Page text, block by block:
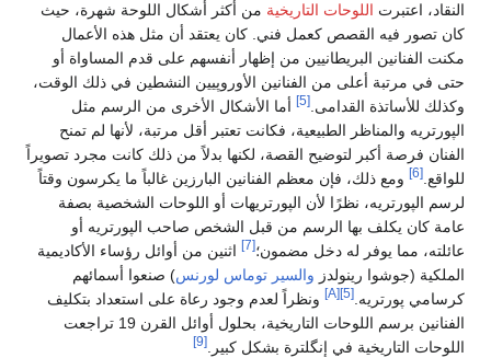
النقاد، اعتبرت اللوحات التاريخية من أكثر أشكال اللوحة شهرة، حيث
كان تصور فيه القصص كعمل فني. كان يعتقد أن مثل هذه الأعمال
مكنت الفنانين البريطانيين من إظهار أنفسهم على قدم المساواة أو
حتى في مرتبة أعلى من الفنانين الأوروپيين النشطين في ذلك الوقت،
وكذلك للأساتذة القدامى.[5]
أما الأشكال الأخرى من الرسم مثل
الپورتريه والمناظر الطبيعية، فكانت تعتبر أقل مرتبة، لأنها لم تمنح
الفنان فرصة أكبر لتوضيح القصة، لكنها بدلاً من ذلك كانت مجرد تصويراً
للواقع.[6]
ومع ذلك، فإن معظم الفنانين البارزين غالباً ما يكرسون وقتاً
لرسم الپورتريه، نظرًا لأن الپورتريهات أو اللوحات الشخصية بصفة
عامة كان يكلف بها الرسم من قبل الشخص صاحب الپورتريه أو
عائلته، مما يوفر له دخل مضمون؛[7]
اثنين من أوائل رؤساء الأكاديمية
الملكية (جوشوا رينولدز والسير توماس لورنس) صنعوا أسمائهم
كرسامي پورتريه.[5]
[A]
ونظراً لعدم وجود رعاة على استعداد بتكليف
الفنانين برسم اللوحات التاريخية، بحلول أوائل القرن 19 تراجعت
اللوحات التاريخية في إنگلترة بشكل كبير.[9]